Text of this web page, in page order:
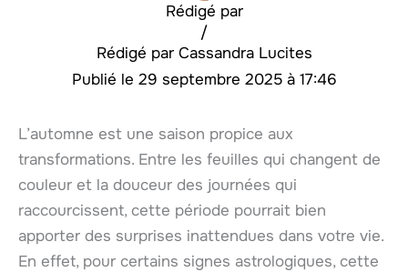
Rédigé par
Cassandra Lucites
/
29 septembre 2025 à 17:46
L’automne est une saison propice aux
transformations. Entre les feuilles qui changent de
couleur et la douceur des journées qui
raccourcissent, cette période pourrait bien
apporter des surprises inattendues dans votre vie.
En effet, pour certains signes astrologiques, cette